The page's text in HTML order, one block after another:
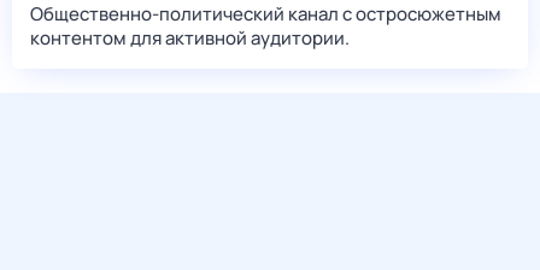
Общественно-политический канал с остросюжетным
контентом для активной аудитории.